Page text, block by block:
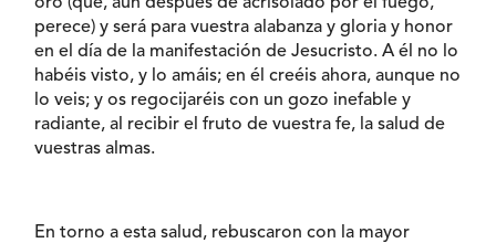
perece) y será para vuestra alabanza y gloria y honor
en el día de la manifestación de Jesucristo. A él no lo
habéis visto, y lo amáis; en él creéis ahora, aunque no
lo veis; y os regocijaréis con un gozo inefable y
radiante, al recibir el fruto de vuestra fe, la salud de
vuestras almas.
En torno a esta salud, rebuscaron con la mayor